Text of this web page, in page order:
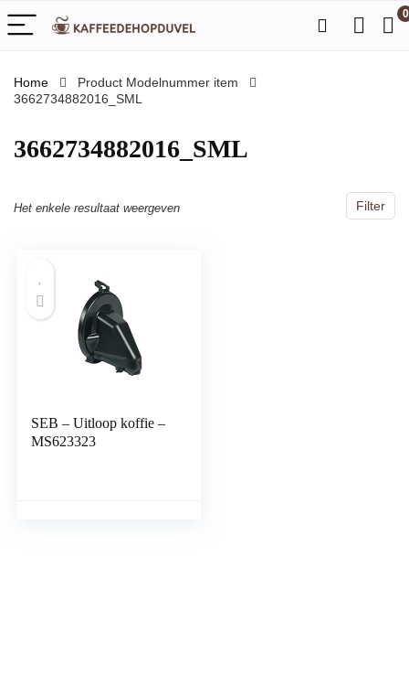
0
Home Product Modelnummer item
3662734882016_SML
‎3662734882016_SML
Filter
Het enkele resultaat weergeven
SEB – Uitloop koffie –
MS623323